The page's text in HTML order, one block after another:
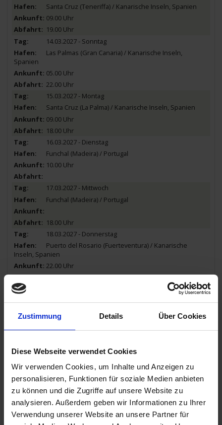
Zustimmung Details Über Cookies
Diese Webseite verwendet Cookies
Wir verwenden Cookies, um Inhalte und Anzeigen zu
personalisieren, Funktionen für soziale Medien anbieten
zu können und die Zugriffe auf unsere Website zu
analysieren. Außerdem geben wir Informationen zu Ihrer
Verwendung unserer Website an unsere Partner für
Santa Cruz (Teneriffa) / Kanarische Inseln, Spanien
09.00 Uhr
19.00 Uhr
14.03.2027 - Sonntag
Las Palmas (Gran Canaria) / Kanarische Inseln,
Spanien
05.00 Uhr
22.00 Uhr
15.03.2027 - Montag
Santa Cruz (La Palma) / Kanarische Inseln, Spanien
09.00 Uhr
18.00 Uhr
16.03.2027 - Dienstag
Funchal (Madeira) / Portugal
10.00 Uhr
17.03.2027 - Mittwoch
Funchal (Madeira) / Portugal
18.00 Uhr
18.03.2027 - Donnerstag
Puerto del Rosario (Fuerteventura) / Kanarische
Inseln, Spanien
22.00 Uhr
Puerto del Rosario (Fuerteventura) / Kanarische
21.00 Uhr
Santa Cruz (Teneriffa) / Kanarische Inseln, Spanien
09.00 Uhr
19.00 Uhr
21.03.2027 - Sonntag
Las Palmas (Gran Canaria) / Kanarische Inseln,
Spanien
05.00 Uhr